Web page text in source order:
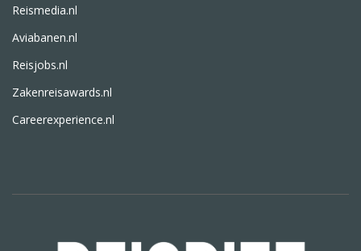
Reismedia.nl
Aviabanen.nl
Reisjobs.nl
Zakenreisawards.nl
Careerexperience.nl